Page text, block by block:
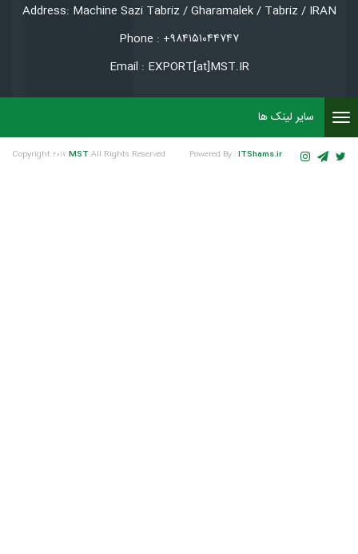
Address: Machine Sazi Tabriz / Gharamalek / Tabriz / IRAN
Phone : +۹۸۴۱۵۱۰۴۴۷۴۷
Email : EXPORT[at]MST.IR
سایر لینک ها
Copyright ۲۰۱۷MST.All Rights Reserved Powered By :ITShams.ir